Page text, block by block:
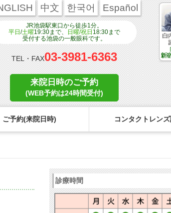
中文 한국어 Español
JR池袋駅東口から徒歩1分。
平日 /土曜19:30まで、 日曜/祝日 18:30まで
受付する池袋の一般眼科です。
TEL・FAX03-3981-6363
来院日時のご予約
(WEB予約は24時間受付)
よくある質問
点眼液・眼軟膏について
ご予約(来院日時) コンタクトレン
コンタクトレンズのトラブル
コンタクトレンズの眼疾患
診療時間